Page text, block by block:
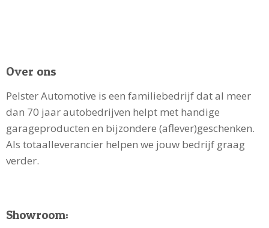
Over ons
Pelster Automotive is een familiebedrijf dat al meer
dan 70 jaar autobedrijven helpt met handige
garageproducten en bijzondere (aflever)geschenken.
Als totaalleverancier helpen we jouw bedrijf graag
verder.
Showroom: